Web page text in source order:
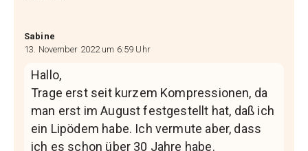
Sabine
13. November 2022 um 6:59 Uhr
Hallo,
Trage erst seit kurzem Kompressionen, da
man erst im August festgestellt hat, daß ich
ein Lipödem habe. Ich vermute aber, dass
ich es schon über 30 Jahre habe.